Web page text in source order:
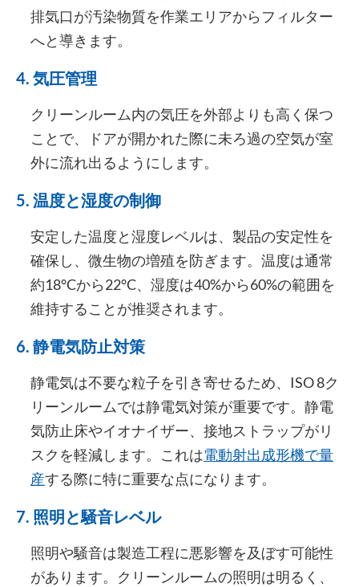
排気口が汚染物質を作業エリアからフィルター
へと導きます。
4. 気圧管理
クリーンルーム内の気圧を外部よりも高く保つ
ことで、ドアが開かれた際に未ろ過の空気が室
外に流れ出るようにします。
5. 温度と湿度の制御
安定した温度と湿度レベルは、製品の安定性を
確保し、微生物の増殖を防ぎます。温度は通常
約18°Cから22°C、湿度は40%から60%の範囲を
維持することが推奨されます。
6. 静電気防止対策
静電気は不要な粒子を引き寄せるため、ISO 8ク
リーンルームでは静電気対策が重要です。静電
気防止床やイオナイザー、接地ストラップがリ
スクを軽減します。これは電動射出成形機で量
産する際に特に重要な点になります。
7. 照明と騒音レベル
照明や騒音は製造工程に悪影響を及ぼす可能性
があります。クリーンルームの照明は明るく、